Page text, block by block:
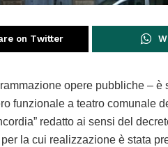
on Twitter
opere pubbliche – è
funzionale a teatro comunale
redatto ai sensi del
la cui realizzazione è stata